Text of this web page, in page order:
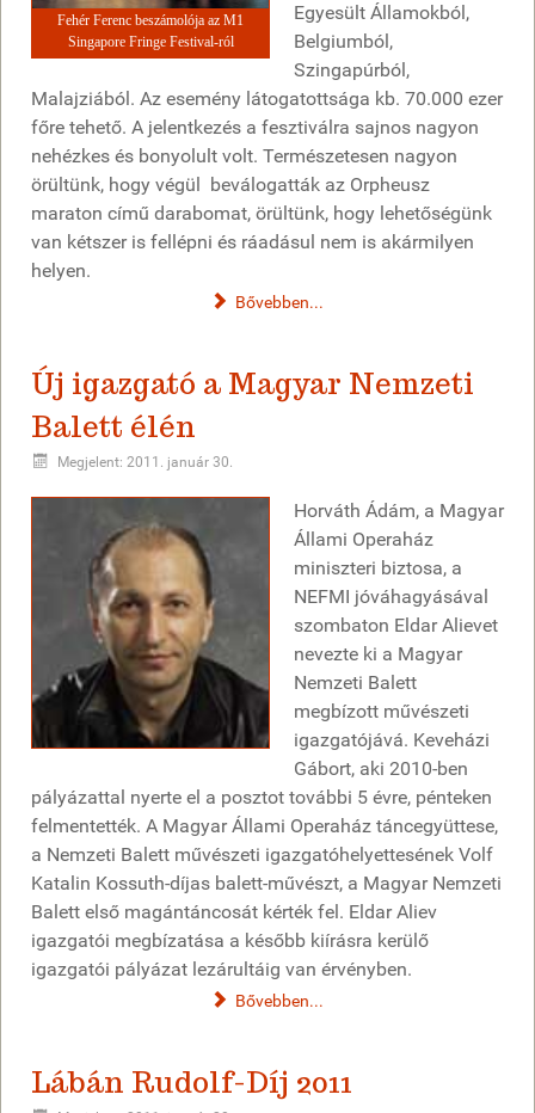
Fehér Ferenc beszámolója az M1
Singapore Fringe Festival-ról
Egyesült Államokból,
Belgiumból,
Szingapúrból,
Malajziából. Az esemény látogatottsága kb. 70.000 ezer
főre tehető. A jelentkezés a fesztiválra sajnos nagyon
nehézkes és bonyolult volt. Természetesen nagyon
örültünk, hogy végül beválogatták az Orpheusz
maraton című darabomat, örültünk, hogy lehetőségünk
van kétszer is fellépni és ráadásul nem is akármilyen
helyen.
Bővebben...
Új igazgató a Magyar Nemzeti
Balett élén
Megjelent: 2011. január 30.
Horváth Ádám, a Magyar
Állami Operaház
miniszteri biztosa, a
NEFMI jóváhagyásával
szombaton Eldar Alievet
nevezte ki a Magyar
Nemzeti Balett
megbízott művészeti
igazgatójává. Keveházi
Gábort, aki 2010-ben
pályázattal nyerte el a posztot további 5 évre, pénteken
felmentették. A Magyar Állami Operaház táncegyüttese,
a Nemzeti Balett művészeti igazgatóhelyettesének Volf
Katalin Kossuth-díjas balett-művészt, a Magyar Nemzeti
Balett első magántáncosát kérték fel. Eldar Aliev
igazgatói megbízatása a később kiírásra kerülő
igazgatói pályázat lezárultáig van érvényben.
Bővebben...
Lábán Rudolf-Díj 2011